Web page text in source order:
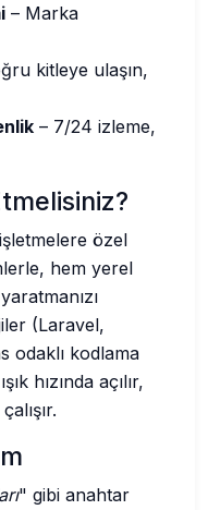
– Marka
kitleye ulaşın,
– 7/24 izleme,
özel
hem yerel
(Laravel,
odaklı kodlama
hızında açılır,
" gibi anahtar